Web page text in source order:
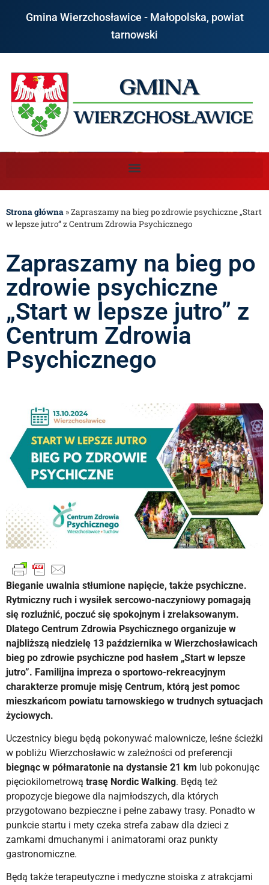
Gmina Wierzchosławice - Małopolska, powiat
tarnowski
Strona główna »Zapraszamy na bieg po zdrowie psychiczne „Start
w lepsze jutro” z Centrum Zdrowia Psychicznego
Zapraszamy na bieg po
zdrowie psychiczne
„Start w lepsze jutro” z
Centrum Zdrowia
Psychicznego
Bieganie uwalnia stłumione napięcie, także psychiczne.
Rytmiczny ruch i wysiłek sercowo-naczyniowy pomagają
się rozluźnić, poczuć się spokojnym i zrelaksowanym.
Dlatego Centrum Zdrowia Psychicznego organizuje w
najbliższą niedzielę 13 października w Wierzchosławicach
bieg po zdrowie psychiczne pod hasłem „Start w lepsze
jutro”. Familijna impreza o sportowo-rekreacyjnym
charakterze promuje misję Centrum, którą jest pomoc
mieszkańcom powiatu tarnowskiego w trudnych sytuacjach
życiowych.
Uczestnicy biegu będą pokonywać malownicze, leśne ścieżki
w pobliżu Wierzchosławic w zależności od preferencji
biegnąc w półmaratonie na dystansie 21 km lub pokonując
pięciokilometrową trasę Nordic Walking. Będą też
propozycje biegowe dla najmłodszych, dla których
przygotowano bezpieczne i pełne zabawy trasy. Ponadto w
punkcie startu i mety czeka strefa zabaw dla dzieci z
zamkami dmuchanymi i animatorami oraz punkty
gastronomiczne.
Będą także terapeutyczne i medyczne stoiska z atrakcjami